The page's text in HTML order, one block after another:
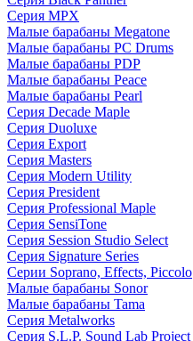
Серия MPX
Малые барабаны Megatone
Малые барабаны PC Drums
Малые барабаны PDP
Малые барабаны Peace
Малые барабаны Pearl
Серия Decade Maple
Серия Duoluxe
Серия Export
Серия Masters
Серия Modern Utility
Серия President
Серия Professional Maple
Серия SensiTone
Серия Session Studio Select
Серия Signature Series
Серии Soprano, Effects, Piccolo
Малые барабаны Sonor
Малые барабаны Tama
Серия Metalworks
Серия S.L.P. Sound Lab Project